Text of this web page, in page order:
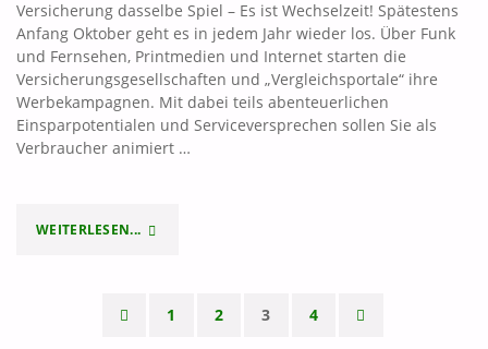
Versicherung dasselbe Spiel – Es ist Wechselzeit! Spätestens
Anfang Oktober geht es in jedem Jahr wieder los. Über Funk
und Fernsehen, Printmedien und Internet starten die
Versicherungsgesellschaften und „Vergleichsportale“ ihre
Werbekampagnen. Mit dabei teils abenteuerlichen
Einsparpotentialen und Serviceversprechen sollen Sie als
Verbraucher animiert …
WEITERLESEN... "KFZ-
HERBST
1 2 3 4